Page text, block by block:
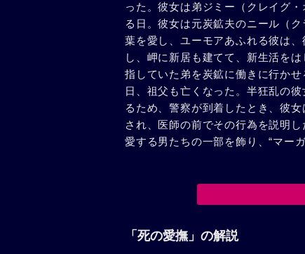
った。彼女は弟ジミー（クレイグ
る日。彼女は元炭鉱夫のニール（
葉を愛し、ユーモアあふれる彼は
し、岬に新居も建てて、新生活を
指していた弟を炭鉱に働きに行か
日、祖父も亡くなった。半狂乱の
るため、警察が到着したとき、彼
され、医師の前でその行為を説明
愛する男たちの一部を飾り、“マー
「死の愛撫」の解説